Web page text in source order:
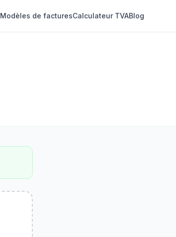
Modèles de facturesCalculateur TVABlog